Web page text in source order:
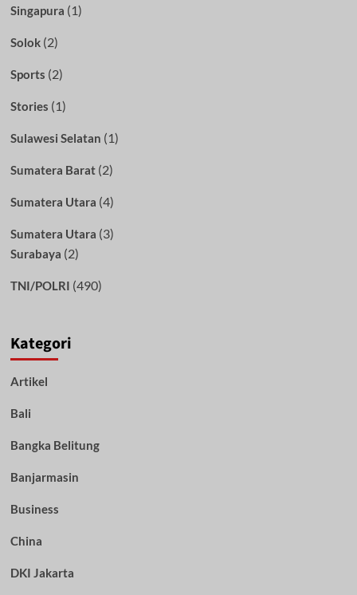
Singapura (1)
Solok(2)
Sports (2)
Stories (1)
Sulawesi Selatan (1)
Sumatera Barat(2)
Sumatera Utara (4)
Sumatera Utara (3)
Surabaya (2)
TNI/POLRI (490)
Kategori
Artikel
Bali
Bangka Belitung
Banjarmasin
Business
China
DKI Jakarta